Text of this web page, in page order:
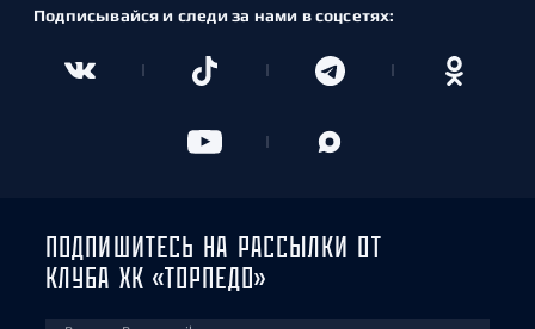
Подписывайся и следи за нами в соцсетях:
ПОДПИШИТЕСЬ НА РАССЫЛКИ ОТ
КЛУБА ХК «ТОРПЕДО»